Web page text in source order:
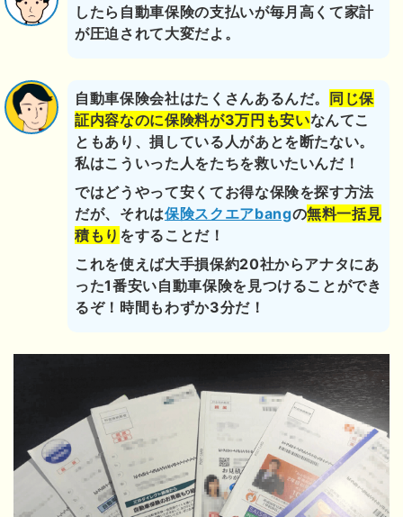
したら自動車保険の支払いが毎月高くて家計
が圧迫されて大変だよ。
自動車保険会社はたくさんあるんだ。 同じ保
証内容なのに保険料が3万円も安いなんてこ
ともあり、損している人があとを断たない。
私はこういった人をたちを救いたいんだ！
ではどうやって安くてお得な保険を探す方法
だが、それは保険スクエアbangの無料一括見
積もり をすることだ！
これを使えば大手損保約20社からアナタにあ
った1番安い自動車保険を見つけることができ
るぞ！時間もわずか3分だ！